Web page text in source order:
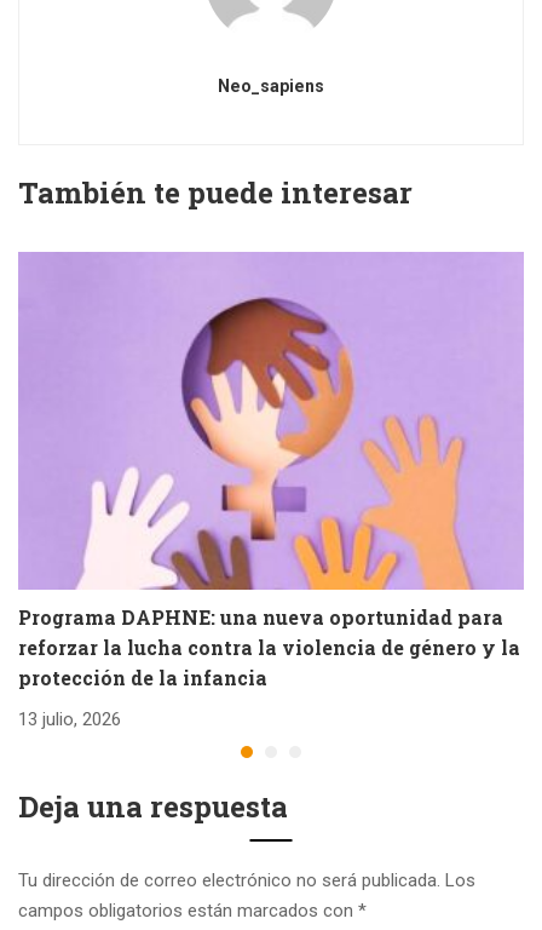
Neo_sapiens
También te puede interesar
Programa DAPHNE: una nueva oportunidad para
reforzar la lucha contra la violencia de género y la
protección de la infancia
13 julio, 2026
Deja una respuesta
Tu dirección de correo electrónico no será publicada. Los
campos obligatorios están marcados con *